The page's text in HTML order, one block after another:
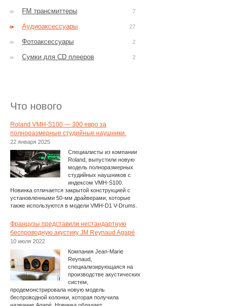
FM трансмиттеры 7
Аудиоаксессуары 27
Фотоаксессуары 2
Сумки для CD плееров 2
Что нового
Roland VMH-S100 — 300 евро за
полноразмерные студийные наушники.
22 января 2025
Специалисты из компании
Roland, выпустили новую
модель полноразмерных
студийных наушников с
индексом VMH-S100.
Новинка отличается закрытой конструкцией с
установленными 50-мм драйверами, которые
также используются в модели VMH-D1 V-Drums.
Французы представили нестандартную
беспроводную акустику JM Reynaud Agapé
10 июля 2022
Компания Jean-Marie
Reynaud,
специализирующаяся на
производстве акустических
систем,
продемонстрировала новую модель
беспроводной колонки, которая получила